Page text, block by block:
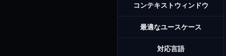
コンテキストウィンドウ
最適なユースケース
対応言語